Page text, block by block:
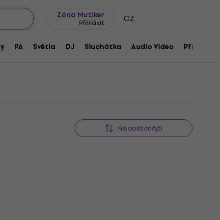
Zóna Muziker
Přihlásit CZ
PA Světla DJ Sluchátka Audio Video
Nejoblíbenější